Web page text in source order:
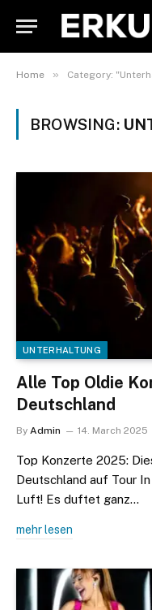
Home » Category:
BROWSING:
UNTERHALTUNG
Alle Top Oldie
Deutschland
By Admin 14. March 2025
Top Konzerte 2025:
Deutschland auf Tour
Luft! Es duftet ganz…
mehr lesen